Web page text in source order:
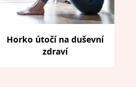
Horko útočí na duševní
zdraví